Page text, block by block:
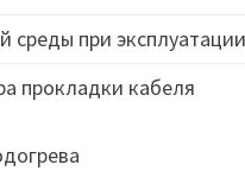
среды при
прокладки кабеля